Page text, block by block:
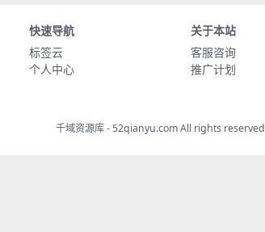
快速导航
标签云
个人中心
关于本站
客服咨询
推广计划
千域资源库 - 52qianyu.com All rights reserved